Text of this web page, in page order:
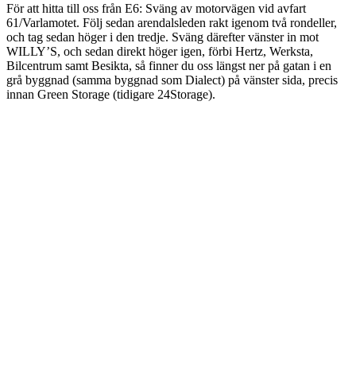
För att hitta till oss från E6: Sväng av motorvägen vid avfart
61/Varlamotet. Följ sedan arendalsleden rakt igenom två rondeller,
och tag sedan höger i den tredje. Sväng därefter vänster in mot
WILLY’S, och sedan direkt höger igen, förbi Hertz, Werksta,
Bilcentrum samt Besikta, så finner du oss längst ner på gatan i en
grå byggnad (samma byggnad som Dialect) på vänster sida, precis
innan Green Storage (tidigare 24Storage).